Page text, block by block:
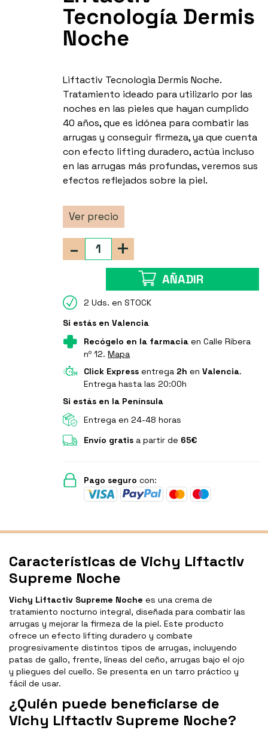
Tecnología Dermis
Noche
Liftactiv Tecnologia Dermis Noche.
Tratamiento ideado para utilizarlo por las
noches en las pieles que hayan cumplido
40 años, que es idónea para combatir las
arrugas y conseguir firmeza, ya que cuenta
con efecto lifting duradero, actúa incluso
en las arrugas más profundas, veremos sus
efectos reflejados sobre la piel.
Ver precio
+
-
AÑADIR
2 Uds. en STOCK
Si estás en Valencia
Recógelo en la farmacia en Calle Ribera
nº 12.Mapa
Click Express entrega 2h enValencia.
Entrega hasta las 20:00h
Si estás en la Península
Entrega en 24-48 horas
Envío gratis a partir de 65€
Pago seguro con:
Características de Vichy Liftactiv
Supreme Noche
Vichy Liftactiv Supreme Noche es una crema de
tratamiento nocturno integral, diseñada para combatir las
arrugas y mejorar la firmeza de la piel. Este producto
ofrece un efecto lifting duradero y combate
progresivamente distintos tipos de arrugas, incluyendo
patas de gallo, frente, líneas del ceño, arrugas bajo el ojo
y pliegues del cuello. Se presenta en un tarro práctico y
fácil de usar.
¿Quién puede beneficiarse de
Vichy Liftactiv Supreme Noche?